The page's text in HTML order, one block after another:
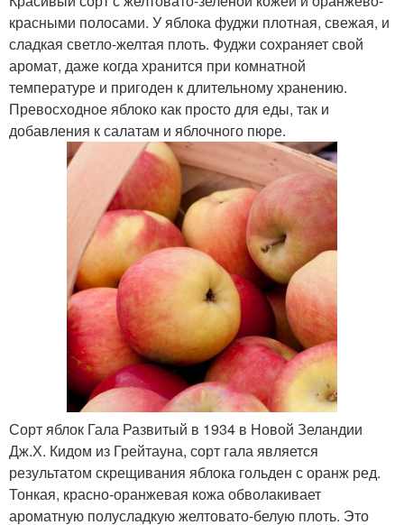
красными полосами. У яблока фуджи плотная, свежая, и
сладкая светло-желтая плоть. Фуджи сохраняет свой
аромат, даже когда хранится при комнатной
температуре и пригоден к длительному хранению.
Превосходное яблоко как просто для еды, так и
добавления к салатам и яблочного пюре.
Сорт яблок Гала Развитый в 1934 в Новой Зеландии
Дж.Х. Кидом из Грейтауна, сорт гала является
результатом скрещивания яблока гольден с оранж ред.
Тонкая, красно-оранжевая кожа обволакивает
ароматную полусладкую желтовато-белую плоть. Это